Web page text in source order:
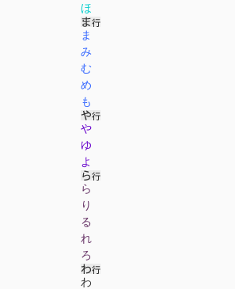
ほ
ま
み
む
め
も
や
ゆ
よ
ら
り
る
れ
ろ
わ